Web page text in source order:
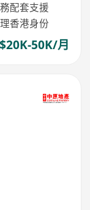
配套支援
香港身份
$20K-50K/月